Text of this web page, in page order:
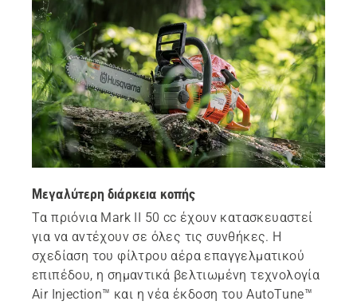
Μεγαλύτερη διάρκεια κοπής
Τα πριόνια Mark II 50 cc έχουν κατασκευαστεί
για να αντέχουν σε όλες τις συνθήκες. Η
σχεδίαση του φίλτρου αέρα επαγγελματικού
επιπέδου, η σημαντικά βελτιωμένη τεχνολογία
Air Injection™ και η νέα έκδοση του AutoTune™